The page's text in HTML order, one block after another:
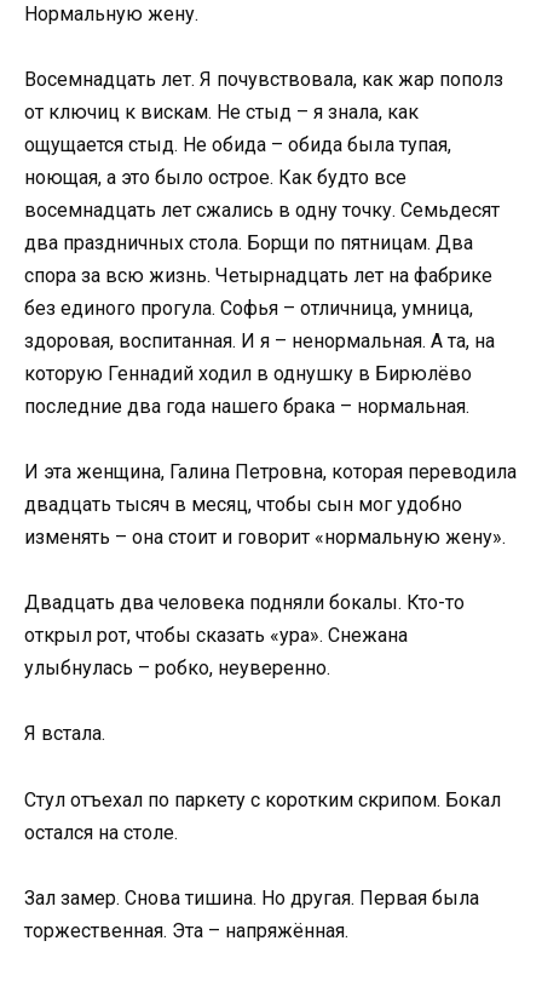
Нормальную жену.
Восемнадцать лет. Я почувствовала, как жар пополз
от ключиц к вискам. Не стыд – я знала, как
ощущается стыд. Не обида – обида была тупая,
ноющая, а это было острое. Как будто все
восемнадцать лет сжались в одну точку. Семьдесят
два праздничных стола. Борщи по пятницам. Два
спора за всю жизнь. Четырнадцать лет на фабрике
без единого прогула. Софья – отличница, умница,
здоровая, воспитанная. И я – ненормальная. А та, на
которую Геннадий ходил в однушку в Бирюлёво
последние два года нашего брака – нормальная.
И эта женщина, Галина Петровна, которая переводила
двадцать тысяч в месяц, чтобы сын мог удобно
изменять – она стоит и говорит «нормальную жену».
Двадцать два человека подняли бокалы. Кто-то
открыл рот, чтобы сказать «ура». Снежана
улыбнулась – робко, неуверенно.
Я встала.
Стул отъехал по паркету с коротким скрипом. Бокал
остался на столе.
Зал замер. Снова тишина. Но другая. Первая была
торжественная. Эта – напряжённая.